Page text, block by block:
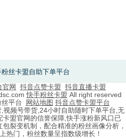
丝卡盟自助下单平台
官网 抖音点赞卡盟 抖音直播卡盟
快手粉丝卡盟 All right reserved
丝平台 网站地图 抖音点赞卡盟平台
视频号带货,24小时自助随时下单平台,无
盟官网的信誉保障,快手涨粉新风口已
裂变机制，配合精准的粉丝画像分析，
热门，粉丝数量呈指数级增长！